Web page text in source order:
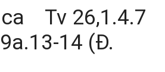
Tv 26,1.4.7
14 (Đ.